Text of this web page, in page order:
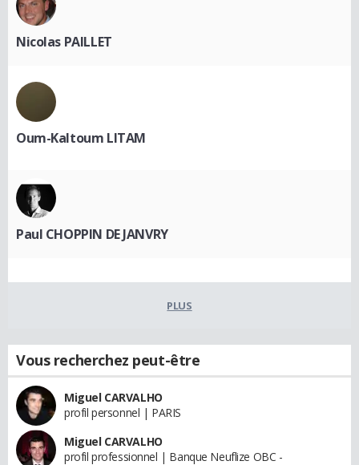
Nicolas PAILLET
Oum-Kaltoum LITAM
Paul CHOPPIN DE JANVRY
PLUS
Vous recherchez peut-être
Miguel CARVALHO
profil personnel | PARIS
Miguel CARVALHO
profil professionnel | Banque Neuflize OBC -